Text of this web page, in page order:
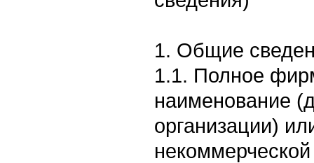
1. Общие
1.1. Полное
наименование
организации)